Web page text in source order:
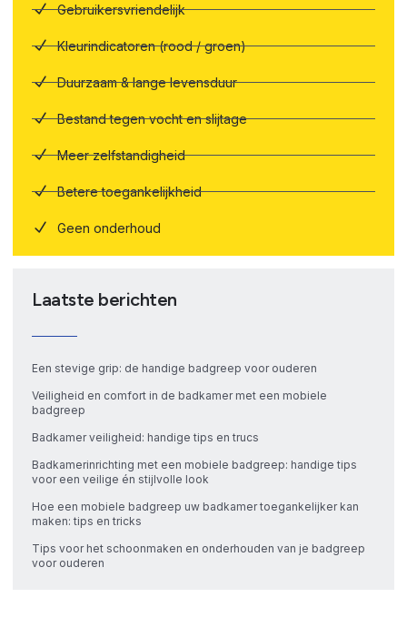
Gebruikersvriendelijk
Kleurindicatoren (rood / groen)
Duurzaam & lange levensduur
Bestand tegen vocht en slijtage
Meer zelfstandigheid
Betere toegankelijkheid
Geen onderhoud
Laatste berichten
Een stevige grip: de handige badgreep voor ouderen
Veiligheid en comfort in de badkamer met een mobiele
badgreep
Badkamer veiligheid: handige tips en trucs
Badkamerinrichting met een mobiele badgreep: handige tips
voor een veilige én stijlvolle look
Hoe een mobiele badgreep uw badkamer toegankelijker kan
maken: tips en tricks
Tips voor het schoonmaken en onderhouden van je badgreep
voor ouderen